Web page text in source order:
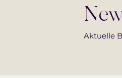
Aktuelle